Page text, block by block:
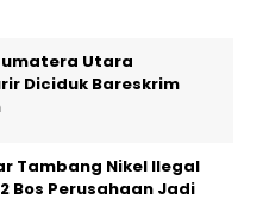
Utara
Diciduk Bareskrim
Tambang Nikel Ilegal
Bos Perusahaan Jadi